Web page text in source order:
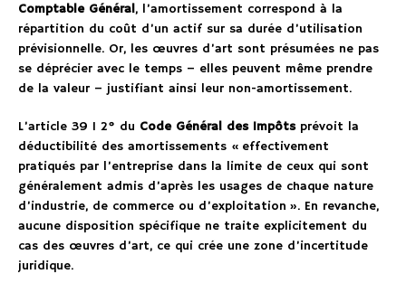
Comptable Général, l’amortissement correspond à la
répartition du coût d’un actif sur sa durée d’utilisation
prévisionnelle. Or, les œuvres d’art sont présumées ne pas
se déprécier avec le temps – elles peuvent même prendre
de la valeur – justifiant ainsi leur non-amortissement.
L’article 39 1 2° du Code Général des Impôtsprévoit la
déductibilité des amortissements « effectivement
pratiqués par l’entreprise dans la limite de ceux qui sont
généralement admis d’après les usages de chaque nature
d’industrie, de commerce ou d’exploitation ». En revanche,
aucune disposition spécifique ne traite explicitement du
cas des œuvres d’art, ce qui crée une zone d’incertitude
juridique.